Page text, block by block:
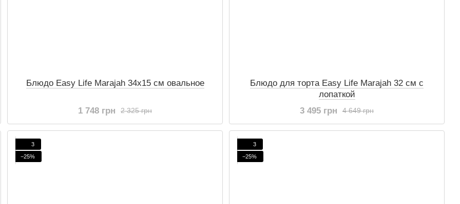
Блюдо Easy Life Marajah 34x15 см овальное
2 325 грн
1 748 грн
Блюдо для торта Easy Life Marajah 32 см с
лопаткой
4 649 грн
3 495 грн
3
−25%
3
−25%